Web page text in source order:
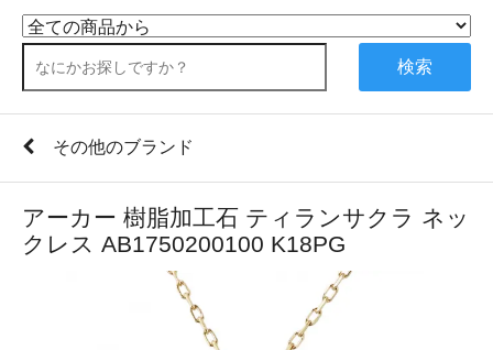
検索
その他のブランド
アーカー 樹脂加工石 ティランサクラ ネッ
クレス AB1750200100 K18PG